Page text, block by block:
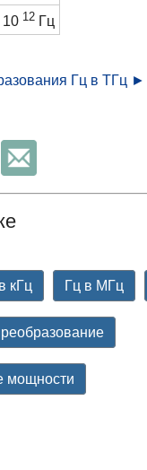
10 12 Гц
Гц в ТГц ►
кГц Гц в МГц
мощности